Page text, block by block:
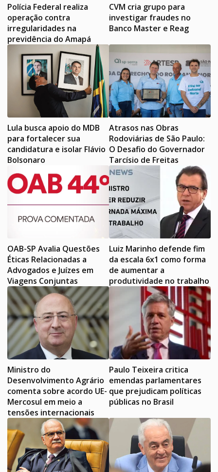
Polícia Federal realiza
operação contra
irregularidades na
previdência do Amapá
CVM cria grupo para
investigar fraudes no
Banco Master e Reag
Lula busca apoio do MDB
para fortalecer sua
candidatura e isolar Flávio
Bolsonaro
Atrasos nas Obras
Rodoviárias de São Paulo:
O Desafio do Governador
Tarcísio de Freitas
OAB-SP Avalia Questões
Éticas Relacionadas a
Advogados e Juízes em
Viagens Conjuntas
Luiz Marinho defende fim
da escala 6x1 como forma
de aumentar a
produtividade no trabalho
Ministro do
Desenvolvimento Agrário
comenta sobre acordo UE-
Mercosul em meio a
tensões internacionais
Paulo Teixeira critica
emendas parlamentares
que prejudicam políticas
públicas no Brasil